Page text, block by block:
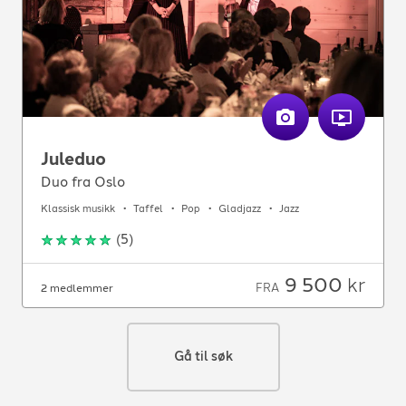
Juleduo
Duo fra Oslo
Klassisk musikk Taffel Pop Gladjazz Jazz
(5)
2 medlemmer FRA 9 500 kr
Gå til søk